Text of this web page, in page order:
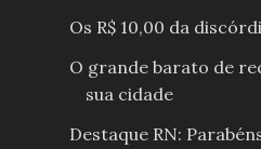
Os R$ 10,00 da
O grande barato de
sua cidade
Destaque RN: